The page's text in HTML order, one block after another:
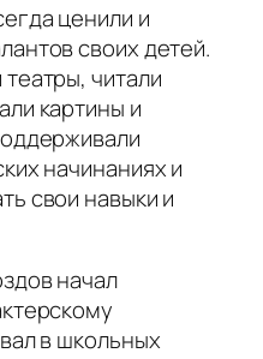
ценили и
своих детей.
читали
картины и
начинаниях и
свои навыки и
начал
в школьных